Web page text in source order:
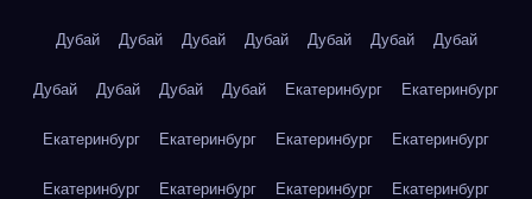
Дубай Дубай Дубай Дубай Дубай Дубай Дубай
Дубай Дубай Дубай Дубай Екатеринбург Екатеринбург
Екатеринбург Екатеринбург Екатеринбург Екатеринбург
Екатеринбург Екатеринбург Екатеринбург Екатеринбург